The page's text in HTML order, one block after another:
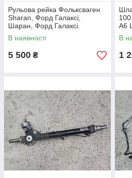
Рульова рейка Фольксваген
Sharan, Форд Галаксі,
Шаран, Форд Галаксі.
7m1422055l.
В наявності
5 500 ₴
А6
В
1